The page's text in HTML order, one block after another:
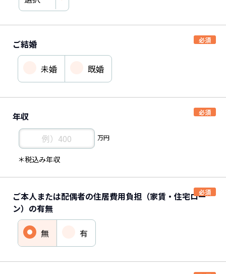
ご結婚
未婚 既婚
年収
万円
＊税込み年収
ご本人または配偶者の住居費用負担（家賃・住宅ロー
ン）の有無
無 有